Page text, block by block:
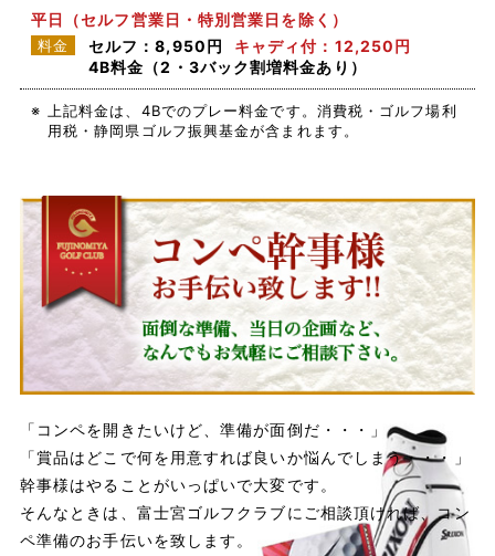
平日（セルフ営業日・特別営業日を除く）
料金 セルフ：8,950円
キャディ付：12,250円
4B料金（2・3バック割増料金あり）
※
上記料金は、4Bでのプレー料金です。消費税・ゴルフ場利
用税・静岡県ゴルフ振興基金が含まれます。
「コンペを開きたいけど、準備が面倒だ・・・」
「賞品はどこで何を用意すれば良いか悩んでしまう・・・」
幹事様はやることがいっぱいで大変です。
そんなときは、富士宮ゴルフクラブにご相談頂ければ、コン
ペ準備のお手伝いを致します。